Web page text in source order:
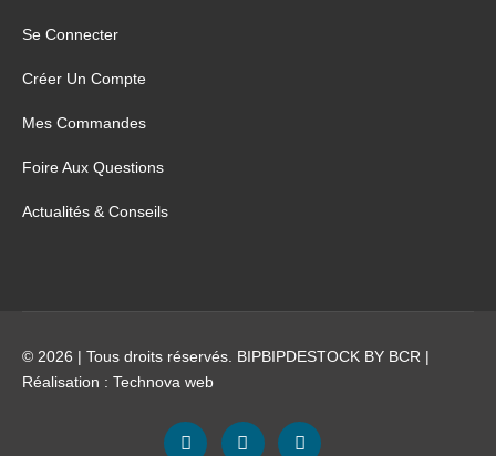
Se Connecter
Créer Un Compte
Mes Commandes
Foire Aux Questions
Actualités & Conseils
© 2026 | Tous droits réservés. BIPBIPDESTOCK BY BCR |
Réalisation : Technova web